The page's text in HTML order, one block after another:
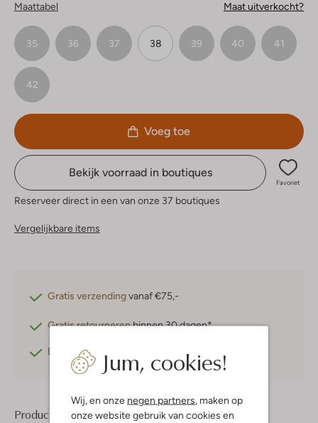
Jum, cookies!
Wij, en onze negen partners, maken op
onze website gebruik van cookies en
Maattabel Maat uitverkocht?
35 36 37 38 39 40 41
42
Voeg toe
Bekijk voorraad in boutiques
Favoriet
Reserveer direct in een van onze 37 boutiques
Vergelijkbare items
Gratis verzendingvanaf €75,-
Gratis retournerenbinnen 30 dagen*
Betaal achteraf
Product informatie